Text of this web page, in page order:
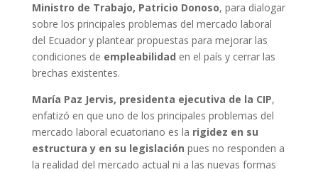
Ministro de Trabajo, Patricio Donoso, para dialogar
sobre los principales problemas del mercado laboral
del Ecuador y plantear propuestas para mejorar las
condiciones de empleabilidad en el país y cerrar las
brechas existentes.
María Paz Jervis, presidenta ejecutiva de la CIP,
enfatizó en que uno de los principales problemas del
mercado laboral ecuatoriano es la rigidez en su
estructura y en su legislación pues no responden a
la realidad del mercado actual ni a las nuevas formas